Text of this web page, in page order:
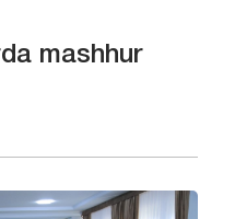
mashhur